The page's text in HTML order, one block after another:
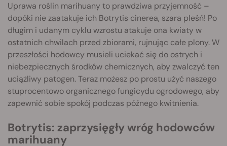
Uprawa roślin marihuany to prawdziwa przyjemność –
dopóki nie zaatakuje ich Botrytis cinerea, szara pleśń! Po
długim i udanym cyklu wzrostu atakuje ona kwiaty w
ostatnich chwilach przed zbiorami, rujnując całe plony. W
przeszłości hodowcy musieli uciekać się do ostrych i
niebezpiecznych środków chemicznych, aby zwalczyć ten
uciążliwy patogen. Teraz możesz po prostu użyć naszego
stuprocentowo organicznego fungicydu ogrodowego, aby
zapewnić sobie spokój podczas późnego kwitnienia.
Botrytis: zaprzysięgły wróg hodowców
marihuany